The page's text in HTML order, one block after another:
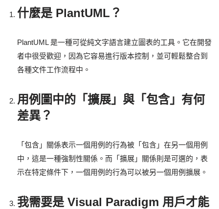
什麼是 PlantUML？
PlantUML 是一種可從純文字語言建立圖表的工具。它在開發
者中很受歡迎，因為它容易進行版本控制，並可輕鬆整合到
各種文件工作流程中。
用例圖中的「擴展」與「包含」有何
差異？
「包含」關係表示一個用例的行為被「包含」在另一個用例
中，這是一種強制性關係。而「擴展」關係則是可選的，表
示在特定條件下，一個用例的行為可以被另一個用例擴展。
我需要是 Visual Paradigm 用戶才能